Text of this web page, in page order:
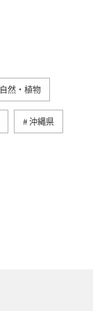
自然・植物
沖縄県